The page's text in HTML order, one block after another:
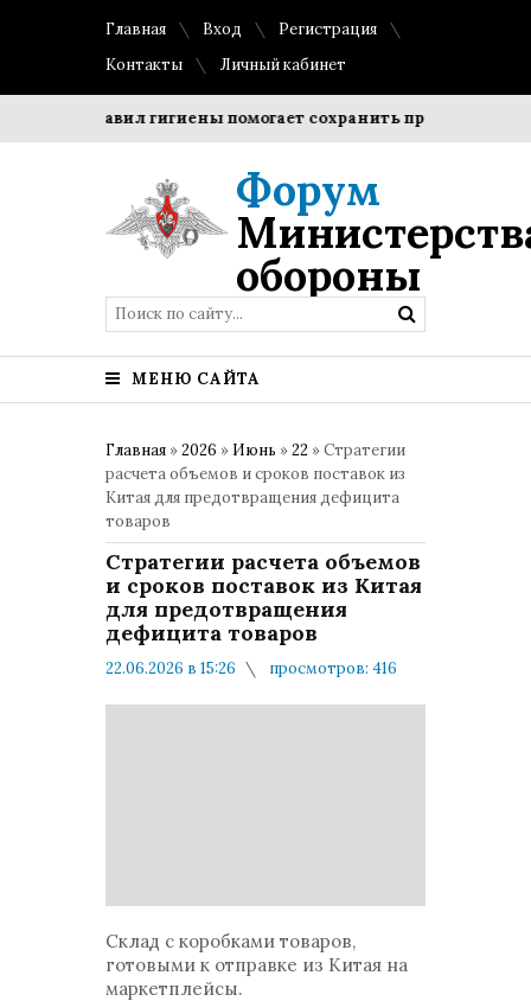
Главная Вход
Регистрация
Контакты
Личный кабинет
гигиены помогает сохранить прозрачность и форму
Форум
обороны
МЕНЮ САЙТА
Главная »2026 » Июнь »22 » Стратегии
расчета объемов и сроков поставок из
Китая для предотвращения дефицита
товаров
Стратегии расчета объемов
и сроков поставок из Китая
для предотвращения
дефицита товаров
22.06.2026 в 15:26
просмотров: 416
Склад с коробками товаров,
готовыми к отправке из Китая на
маркетплейсы.